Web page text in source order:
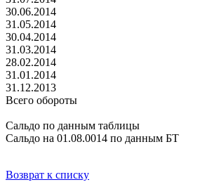
30.06.2014
31.05.2014
30.04.2014
31.03.2014
28.02.2014
31.01.2014
31.12.2013
Всего обороты
Сальдо по данным таблицы
Сальдо на 01.08.0014 по данным БТ
Возврат к списку